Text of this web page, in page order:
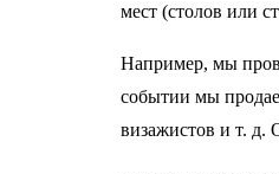
мест (столов или
Например, мы
событии мы
визажистов и т. д.